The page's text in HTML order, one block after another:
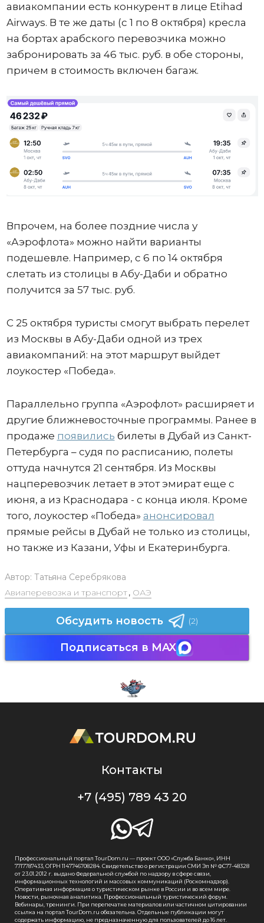
авиакомпании есть конкурент в лице Etihad
Airways. В те же даты (с 1 по 8 октября) кресла
на бортах арабского перевозчика можно
забронировать за 46 тыс. руб. в обе стороны,
причем в стоимость включен багаж.
Впрочем, на более поздние числа у
«Аэрофлота» можно найти варианты
подешевле. Например, с 6 по 14 октября
слетать из столицы в Абу-Даби и обратно
получится за 57 тыс. руб.
С 25 октября туристы смогут выбрать перелет
из Москвы в Абу-Даби одной из трех
авиакомпаний: на этот маршрут выйдет
лоукостер «Победа».
Параллельно группа «Аэрофлот» расширяет и
другие ближневосточные программы. Ранее в
продаже появились билеты в Дубай из Санкт-
Петербурга – судя по расписанию, полеты
оттуда начнутся 21 сентября. Из Москвы
нацперевозчик летает в этот эмират еще с
июня, а из Краснодара - с конца июля. Кроме
того, лоукостер «Победа» анонсировал
прямые рейсы в Дубай не только из столицы,
но также из Казани, Уфы и Екатеринбурга.
Автор: Татьяна Серебрякова
Авиаперевозка и транспорт, ОАЭ
Обсудить новость (2)
Подписаться в MAX
Контакты
+7 (495) 789 43 20
Профессиональный портал TourDom.ru — проект ООО «Служба Банко», ИНН
7717787433, ОГРН 1147746708284. Свидетельство о регистрации СМИ Эл № ФС77-48328
от 23.01.2012 г. выдано Федеральной службой по надзору в сфере связи,
информационных технологий и массовых коммуникаций (Роскомнадзор).
Оперативная информация о туристическом рынке в России и во всем мире.
Новости, рыночная аналитика. Профессиональный туристический форум.
Вебинары, тренинги. При перепечатке материалов или частичном цитировании
ссылка на портал TourDom.ru обязательна. Отдельные публикации могут
содержать информацию, не предназначенную для пользователей до 16 лет.